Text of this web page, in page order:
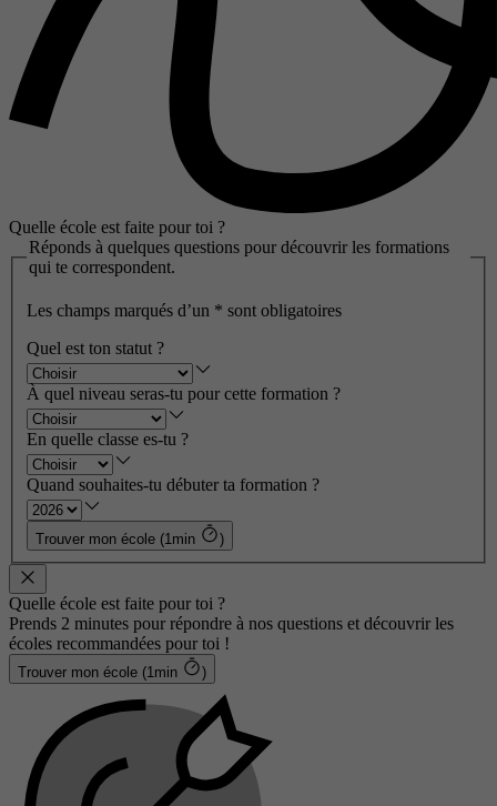
Quelle école est faite pour toi ?
Réponds à quelques questions pour découvrir les formations
qui te correspondent.
Les champs marqués d’un * sont obligatoires
Quel est ton statut ?
À quel niveau seras-tu pour cette formation ?
En quelle classe es-tu ?
Quand souhaites-tu débuter ta formation ?
Trouver mon école (1min )
Quelle école est faite pour toi ?
Prends 2 minutes pour répondre à nos questions et découvrir les
écoles recommandées pour toi !
Trouver mon école (1min )